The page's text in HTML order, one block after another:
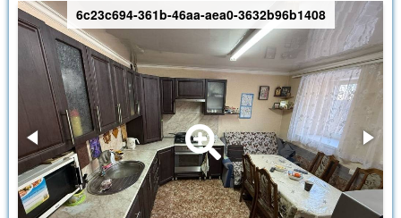
6c23c694-361b-46aa-aea0-3632b96b1408